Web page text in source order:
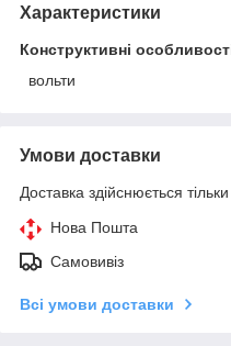
Характеристики
Конструктивні
вольти
Умови доставки
Доставка здійснюється
Нова Пошта
Самовивіз
Всі умови доставки